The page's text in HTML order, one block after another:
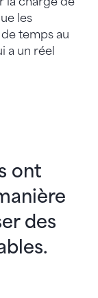
les
temps au
a un réel
ont
des